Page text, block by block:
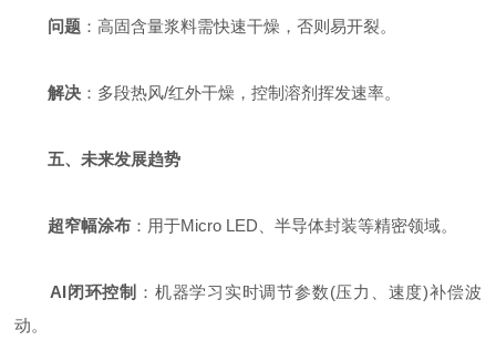
问题 ：高固含量浆料需快速干燥，否则易开裂。
解决 ：多段热风/红外干燥，控制溶剂挥发速率。
五、未来发展趋势
超窄幅涂布 ：用于Micro LED、半导体封装等精密领域。
AI闭环控制 ：机器学习实时调节参数(压力、速度)补偿波
动。